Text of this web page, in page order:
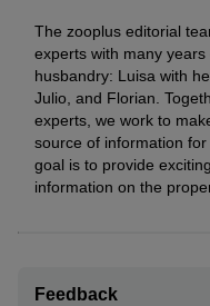
The zooplus editorial
experts with many
husbandry: Luisa with
Julio, and Florian.
experts, we work to
source of information
goal is to provide
information on the
Feedback